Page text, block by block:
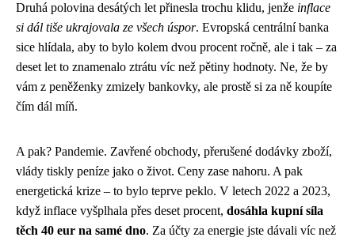
Druhá polovina desátých let přinesla trochu klidu, jenže inflace
si dál tiše ukrajovala ze všech úspor. Evropská centrální banka
sice hlídala, aby to bylo kolem dvou procent ročně, ale i tak – za
deset let to znamenalo ztrátu víc než pětiny hodnoty. Ne, že by
vám z peněženky zmizely bankovky, ale prostě si za ně koupíte
čím dál míň.
A pak? Pandemie. Zavřené obchody, přerušené dodávky zboží,
vlády tiskly peníze jako o život. Ceny zase nahoru. A pak
energetická krize – to bylo teprve peklo. V letech 2022 a 2023,
když inflace vyšplhala přes deset procent, dosáhla kupní síla
těch 40 eur na samé dno. Za účty za energie jste dávali víc než